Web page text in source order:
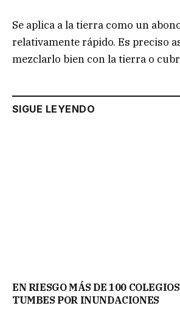
Se aplica a la tierra como un
relativamente rápido. Es preciso
mezclarlo bien con la tierra o
SIGUE LEYENDO
EN RIESGO MÁS DE 100
TUMBES POR INUNDACIONES